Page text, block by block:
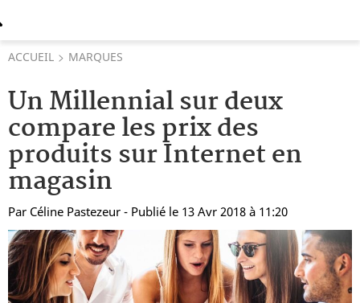
ACCUEIL MARQUES
Un Millennial sur deux
compare les prix des
produits sur Internet en
magasin
Par Céline Pastezeur - Publié le 13 Avr 2018 à 11:20